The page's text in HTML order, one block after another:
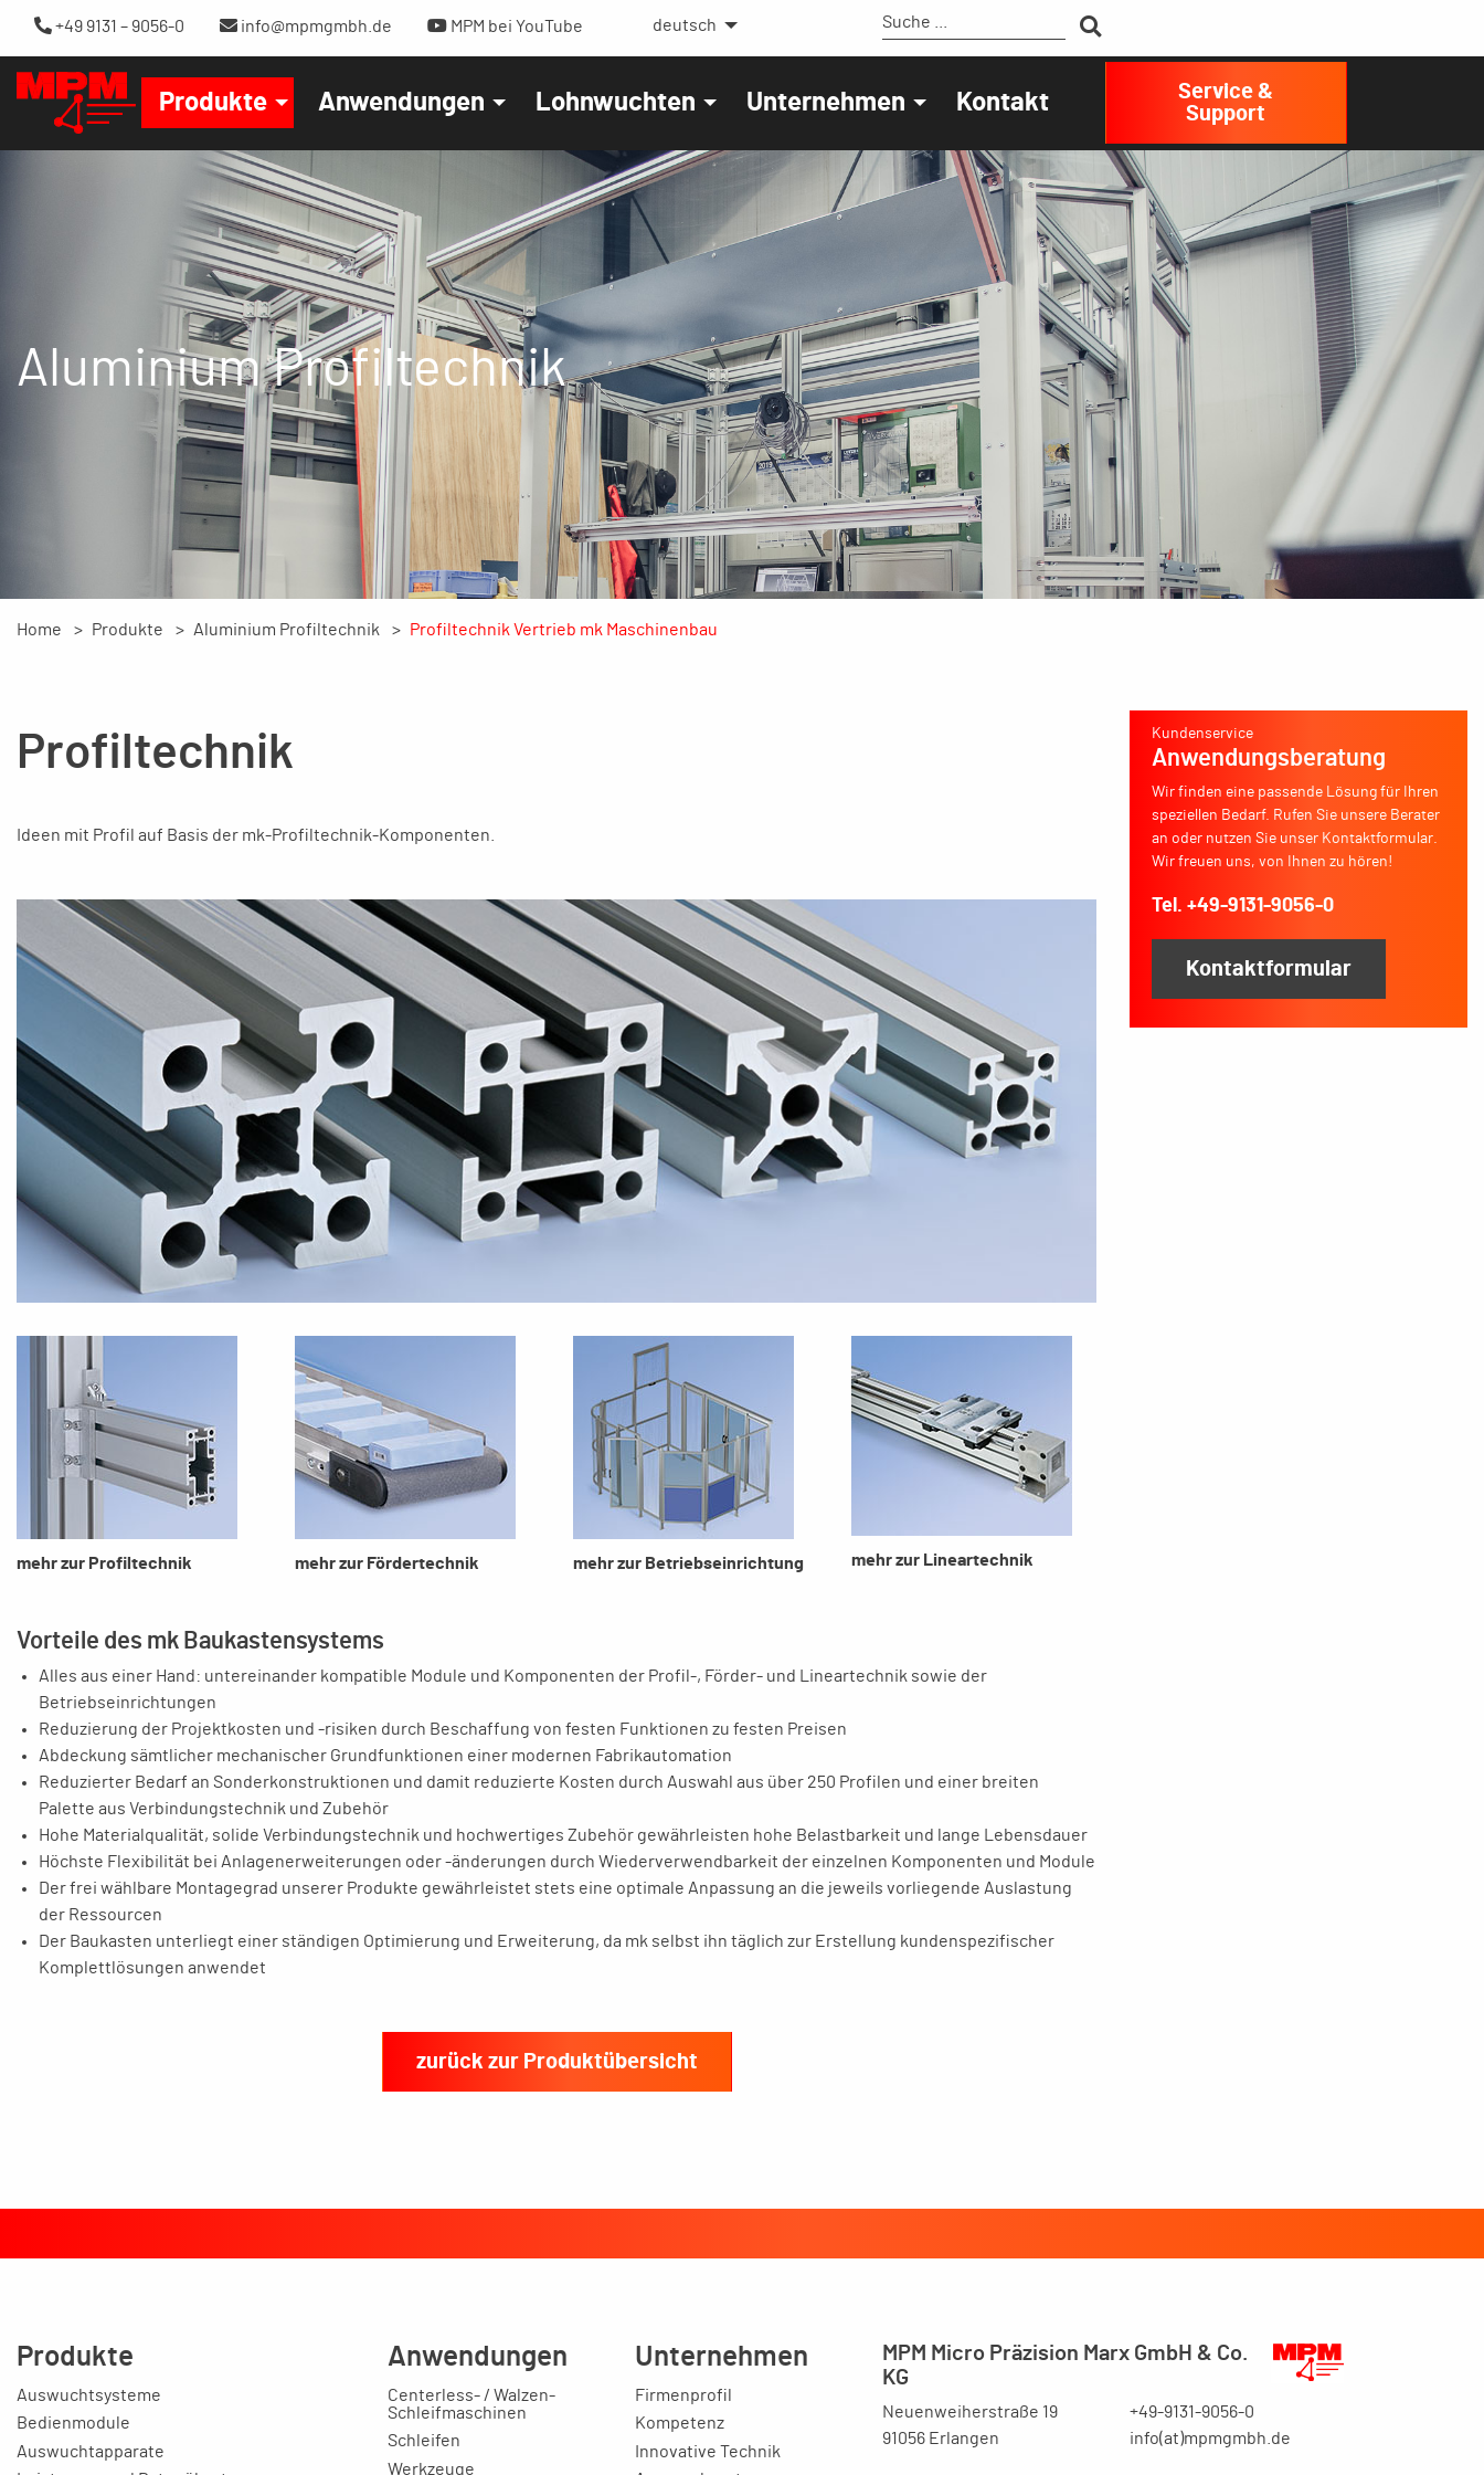
+49 9131 – 9056-0 info@mpmgmbh.de MPM bei YouTube deutsch
Produkte Anwendungen Lohnwuchten Unternehmen Kontakt
Service &
Support
Aluminium Profiltechnik
Home Produkte Aluminium Profiltechnik Profiltechnik Vertrieb mk Maschinenbau
Profiltechnik
Ideen mit Profil auf Basis der mk-Profiltechnik-Komponenten.
mehr zur Profiltechnik mehr zur Fördertechnik mehr zur Betriebseinrichtung mehr zur Lineartechnik
Vorteile des mk Baukastensystems
Alles aus einer Hand: untereinander kompatible Module und Komponenten der Profil-, Förder- und Lineartechnik sowie der
Betriebseinrichtungen
Reduzierung der Projektkosten und -risiken durch Beschaffung von festen Funktionen zu festen Preisen
Abdeckung sämtlicher mechanischer Grundfunktionen einer modernen Fabrikautomation
Reduzierter Bedarf an Sonderkonstruktionen und damit reduzierte Kosten durch Auswahl aus über 250 Profilen und einer breiten
Palette aus Verbindungstechnik und Zubehör
Hohe Materialqualität, solide Verbindungstechnik und hochwertiges Zubehör gewährleisten hohe Belastbarkeit und lange Lebensdauer
Höchste Flexibilität bei Anlagenerweiterungen oder -änderungen durch Wiederverwendbarkeit der einzelnen Komponenten und Module
Der frei wählbare Montagegrad unserer Produkte gewährleistet stets eine optimale Anpassung an die jeweils vorliegende Auslastung
der Ressourcen
Der Baukasten unterliegt einer ständigen Optimierung und Erweiterung, da mk selbst ihn täglich zur Erstellung kundenspezifischer
Komplettlösungen anwendet
zurück zur Produktübersicht
Kundenservice
Anwendungsberatung
Wir finden eine passende Lösung für Ihren
speziellen Bedarf. Rufen Sie unsere Berater
an oder nutzen Sie unser Kontaktformular.
Wir freuen uns, von Ihnen zu hören!
Tel. +49-9131-9056-0
Kontaktformular
Produkte
Auswuchtsysteme
Bedienmodule
Auswuchtapparate
Anwendungen
Centerless- / Walzen-
Schleifmaschinen
Schleifen
Werkzeuge
Unternehmen
Firmenprofil
Kompetenz
Innovative Technik
MPM Micro Präzision Marx GmbH & Co.
KG
Neuenweiherstraße 19
91056 Erlangen
+49-9131-9056-0
info(at)mpmgmbh.de